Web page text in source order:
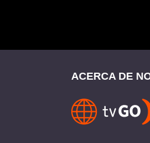
ACERCA DE